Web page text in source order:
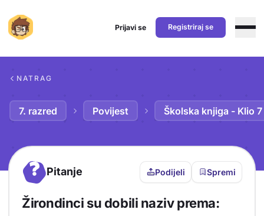
Prijavi se Registriraj se
NATRAG
7. razred Povijest Školska knjiga - Klio 7
? Pitanje Podijeli Spremi
Žirondinci su dobili naziv prema: